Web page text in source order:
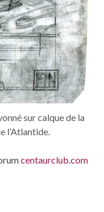
sur calque de la
l’Atlantide.
centaurclub.com